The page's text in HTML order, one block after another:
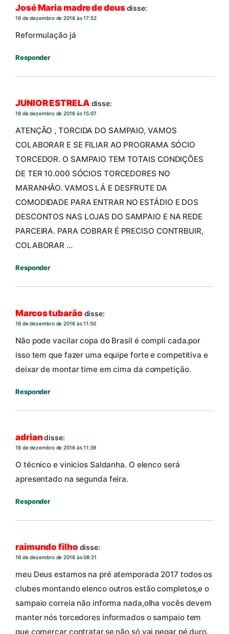
José Maria madre de deusdisse:
16 de dezembro de 2016 às 17:52
Reformulação já
Responder
JUNIOR ESTRELA disse:
16 de dezembro de 2016 às 15:07
ATENÇÃO , TORCIDA DO SAMPAIO, VAMOS
COLABORAR E SE FILIAR AO PROGRAMA SÓCIO
TORCEDOR. O SAMPAIO TEM TOTAIS CONDIÇÕES
DE TER 10.000 SÓCIOS TORCEDORES NO
MARANHÃO. VAMOS LÁ E DESFRUTE DA
COMODIDADE PARA ENTRAR NO ESTÁDIO E DOS
DESCONTOS NAS LOJAS DO SAMPAIO E NA REDE
PARCEIRA. PARA COBRAR É PRECISO CONTRBUIR,
COLABORAR …
Responder
Marcos tubarão disse:
16 de dezembro de 2016 às 11:50
Não pode vacilar copa do Brasil é compli cada.por
isso tem que fazer uma equipe forte e competitiva e
deixar de montar time em cima da competição.
Responder
adriandisse:
16 de dezembro de 2016 às 11:39
O técnico e vinicios Saldanha. O elenco será
apresentado na segunda feira.
Responder
raimundo filho disse:
16 de dezembro de 2016 às 08:21
meu Deus estamos na pré atemporada 2017 todos os
clubes montando elenco outros estão completos,e o
sampaio correia não informa nada,olha vocês devem
manter nós torcedores informados o sampaio tem
que comerçar contratar,se não só vai pegar pé duro.